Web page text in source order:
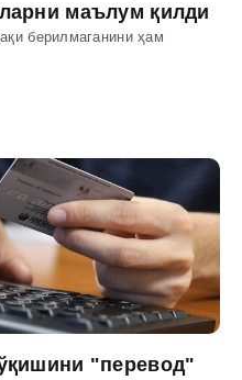
маълум қилди
берилмаганини ҳам
"перевод"